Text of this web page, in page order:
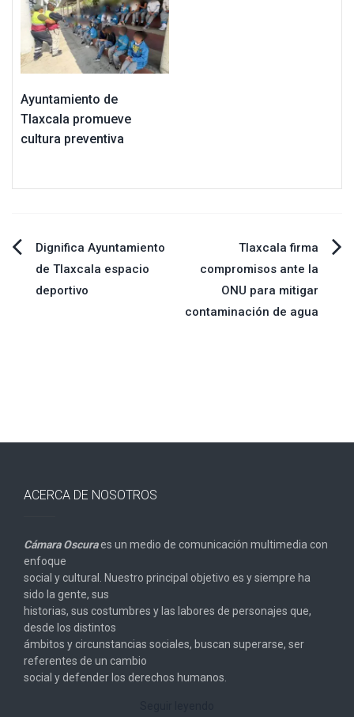
Ayuntamiento de
Tlaxcala promueve
cultura preventiva
Navegación
de
Dignifica Ayuntamiento
de Tlaxcala espacio
deportivo
Tlaxcala firma
compromisos ante la
ONU para mitigar
contaminación de agua
ACERCA DE NOSOTROS
Cámara Oscuraes un medio de comunicación multimedia con
enfoque
social y cultural. Nuestro principal objetivo es y siempre ha
sido la gente, sus
historias, sus costumbres y las labores de personajes que,
desde los distintos
ámbitos y circunstancias sociales, buscan superarse, ser
referentes de un cambio
social y defender los derechos humanos.